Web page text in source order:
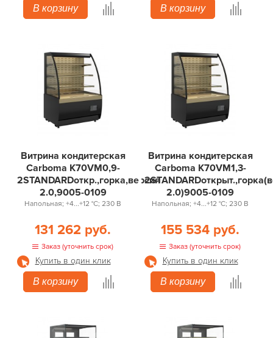
В корзину
В корзину
Витрина кондитерская
Carboma K70VM0,9-
2STANDARDоткр.,горка,версия
2.0,9005-0109
Напольная; +4...+12 °С; 230 В
131 262 руб.
Заказ (уточнить срок)
Купить в один клик
В корзину
Витрина кондитерская
Carboma K70VM1,3-
2.0)9005-0109
Напольная; +4...+12 °С; 230 В
155 534 руб.
Заказ (уточнить срок)
Купить в один клик
В корзину